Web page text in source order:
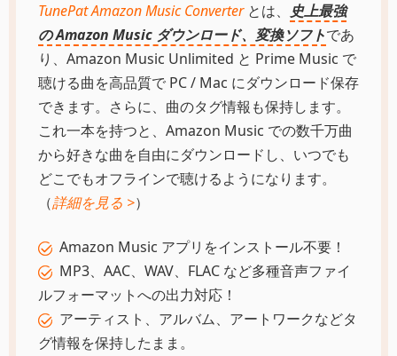
TunePat Amazon Music Converterとは、
史上最強
の Amazon Music ダウンロード、変換ソフトであ
り、Amazon Music Unlimited と Prime Music で
聴ける曲を高品質で PC / Mac にダウンロード保存
できます。さらに、曲のタグ情報も保持します。
これ一本を持つと、Amazon Music での数千万曲
から好きな曲を自由にダウンロードし、いつでも
どこでもオフラインで聴けるようになります。
（詳細を見る >）
Amazon Music アプリをインストール不要！
MP3、AAC、WAV、FLAC など多種音声ファイ
ルフォーマットへの出力対応！
アーティスト、アルバム、アートワークなどタ
グ情報を保持したまま。